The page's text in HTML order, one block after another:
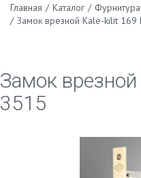
Главная / Каталог /
/ Замок врезной Kale-kilit 169
Замок
3515